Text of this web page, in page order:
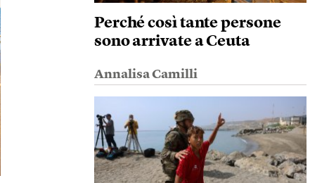
Perché così tante persone
sono arrivate a Ceuta
Annalisa Camilli